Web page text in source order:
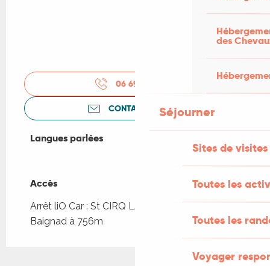
des
Séjourner
Sites de visites
Toutes les
Toutes les
Voyager
06 69 14 14
CONTACTEZ-NOUS
Langues parlées
Langues parlées
Accès
Accès
Arrêt liO Car : St CIRQ LAPOPIE - Camping
Baignad à 756m